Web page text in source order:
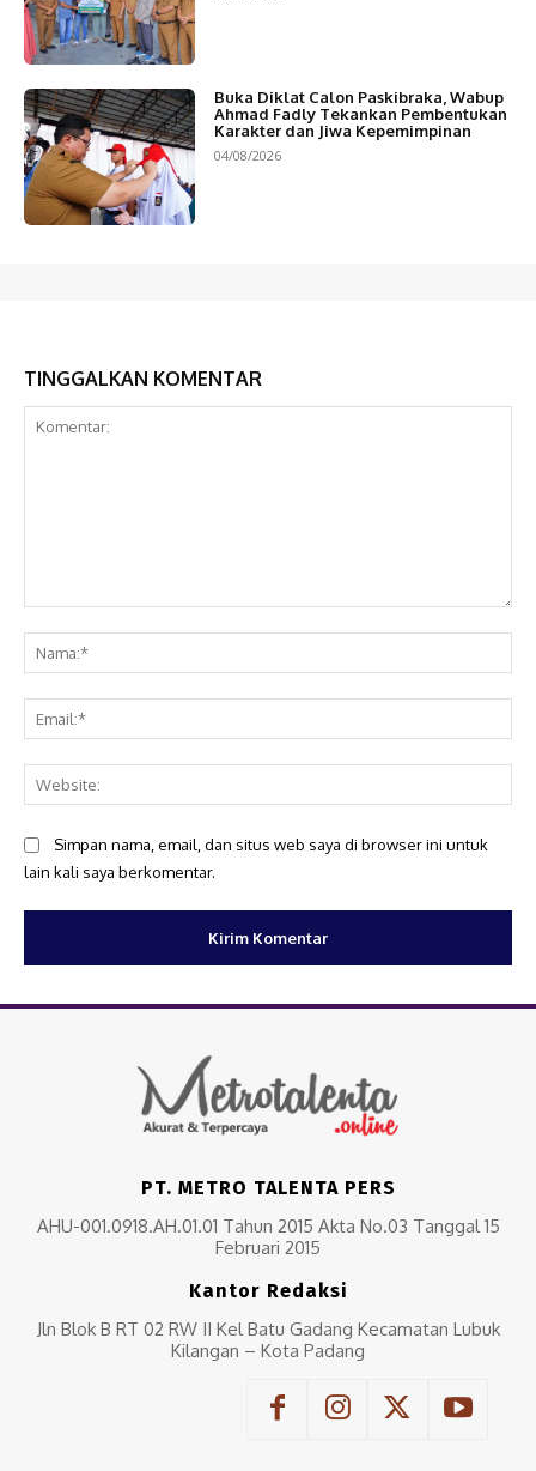
Buka Diklat Calon Paskibraka, Wabup
Ahmad Fadly Tekankan Pembentukan
Karakter dan Jiwa Kepemimpinan
04/08/2026
TINGGALKAN KOMENTAR
Simpan nama, email, dan situs web saya di browser ini untuk
lain kali saya berkomentar.
PT. METRO TALENTA PERS
AHU-001.0918.AH.01.01 Tahun 2015 Akta No.03 Tanggal 15
Februari 2015
Kantor Redaksi
Jln Blok B RT 02 RW II Kel Batu Gadang Kecamatan Lubuk
Kilangan – Kota Padang